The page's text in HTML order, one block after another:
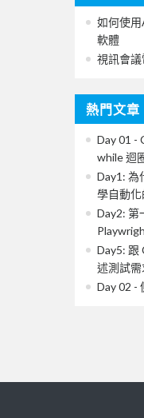
如何使
軟體
視訊會
熱門文章
Day 01 -
while 迴
Day1: 為
學自動
Day2: 第
Day5: 跟
述測試
Day 02 -